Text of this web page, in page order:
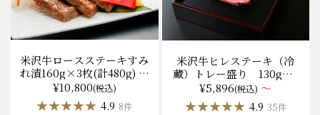
米沢牛ロースステーキすみ
れ漬160g×3枚(計480g) 木
箱入 味噌酒粕漬け/冷蔵
送料無料
¥10,800(税込)
★★★★★
★★★★★ 4.9 8件
米沢牛ヒレステーキ（冷
蔵）トレー盛り 130g×1
枚から量り売り
¥5,896(税込) ～
★★★★★
★★★★★ 4.9 35件